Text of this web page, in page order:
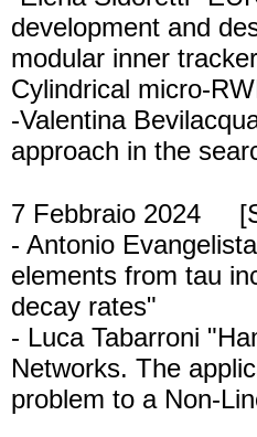
development and
modular inner
Cylindrical micro-
-Valentina
approach in the
7 Febbraio 2024
- Antonio
elements from tau
decay rates"
- Luca Tabarroni
Networks. The
problem to a Non-